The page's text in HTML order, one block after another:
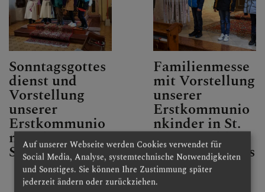
Sonntagsgottes
dienst und
Vorstellung
unserer
Erstkommunio
nkinder in
Schwarzenbach
Familienmesse
mit Vorstellung
unserer
Erstkommunio
nkinder in St.
Veit, anschl.
Fastensuppenes
sen im
Pfarrsaal
Auf unserer Webseite werden Cookies verwendet für
Social Media, Analyse, systemtechnische Notwendigkeiten
und Sonstiges. Sie können Ihre Zustimmung später
jederzeit ändern oder zurückziehen.